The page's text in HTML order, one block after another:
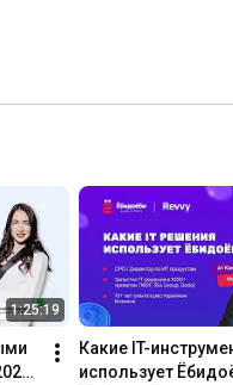
1:25:19
Какие IT-
использует